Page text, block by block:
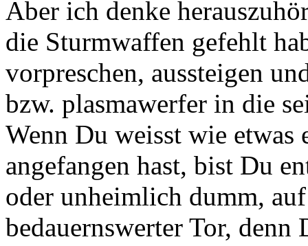
Aber ich denke
die Sturmwaffen gefehlt
vorpreschen, aussteigen
bzw. plasmawerfer in die
Wenn Du weisst wie
angefangen hast, bist Du
oder unheimlich dumm,
bedauernswerter Tor,